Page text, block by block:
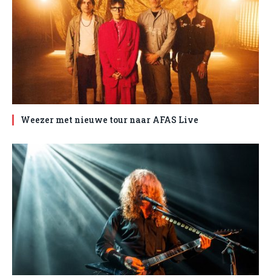
Weezer met nieuwe tour naar AFAS Live